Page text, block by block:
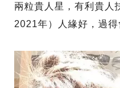
兩粒貴人星，有利貴人
2021年）人緣好，過得